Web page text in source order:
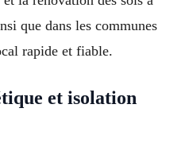
que dans les communes
rapide et fiable.
et isolation